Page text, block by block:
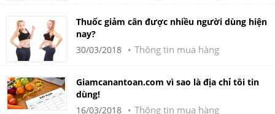
Thuốc giảm cân được nhiều người dùng hiện
nay?
30/03/2018
Thông tin mua hàng
Giamcanantoan.com vì sao là địa chỉ tôi tin
dùng!
16/03/2018
Thông tin mua hàng